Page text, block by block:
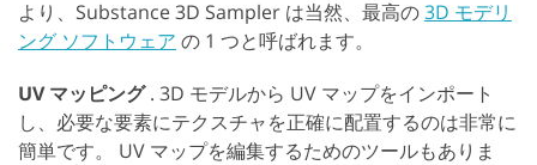
より、Substance 3D Sampler は当然、最高の3D モデリ
ング ソフトウェア の 1 つと呼ばれます。
UV マッピング. 3D モデルから UV マップをインポート
し、必要な要素にテクスチャを正確に配置するのは非常に
簡単です。 UV マップを編集するためのツールもありま